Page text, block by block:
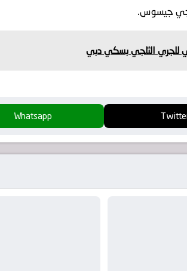
جيسوس.
Whatsapp